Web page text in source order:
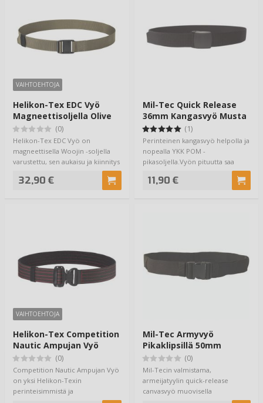
VAIHTOEHTOJA
Helikon-Tex EDC Vyö
Magneettisoljella Olive
(0)
Helikon-Tex EDC Vyö on
magneettisella Woojin -soljella
varustettu, sen aukaisu ja kiinnitys
32,90 €
Mil-Tec Quick Release
36mm Kangasvyö Musta
(1)
Perinteinen kangasvyö helpolla ja
nopealla YKK POM -
pikasoljella.Vyön pituutta saa
11,90 €
VAIHTOEHTOJA
Helikon-Tex Competition
Nautic Ampujan Vyö
Black / Red(0)
Competition Nautic Ampujan Vyö
on yksi Helikon-Texin
perinteisimmistä ja
Mil-Tec Armyvyö
Pikaklipsillä 50mm
Musta
(0)
Mil-Tecin valmistama,
armeijatyylin quick-release
canvasvyö muovisella